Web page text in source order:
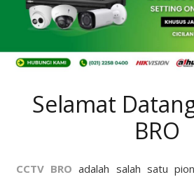
Selamat
BRO
CCTV BRO adalah salah satu